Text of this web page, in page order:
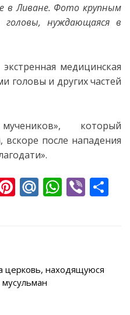
в Ливане. Фото крупным
нуждающаяся в
медицинская
головы и других частей
который
вскоре после нападения
Pi
st
M
u
W
A
p
Vi
церковь, находящуюся